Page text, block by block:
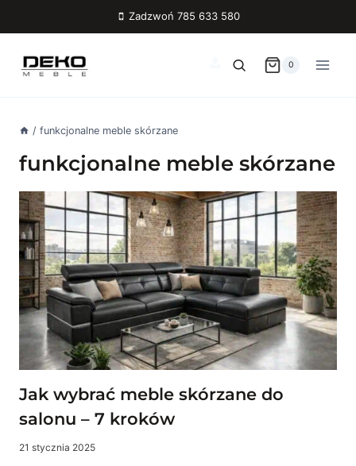
Zadzwoń 785 633 580
0
/ funkcjonalne meble skórzane
funkcjonalne meble skórzane
Jak wybrać meble skórzane do
salonu – 7 kroków
21 stycznia 2025